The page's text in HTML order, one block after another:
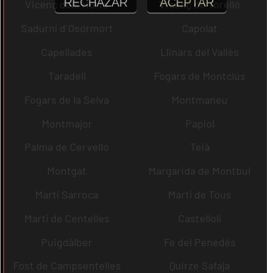
Vicenç dels Horts
Vicenç de Torelló
Sadurní d´Osormort
Capolat
Capellades
Llinars del Vallès
Taradell
Fogars de Montclús
Fogars de la Selva
Montmaneu
Montmajor
Papiol
Palma de Cervelló
Teià
Montgat
Margarida de Montbui
Martí Sarroca
Martí de Tous
Martí de Centelles
Castellolí
Puigdàlber
Fe del Penedès
Fost de Campsentelles
Quirze Safaja